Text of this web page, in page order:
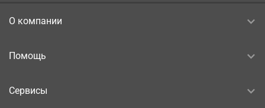
О компании
Помощь
Сервисы